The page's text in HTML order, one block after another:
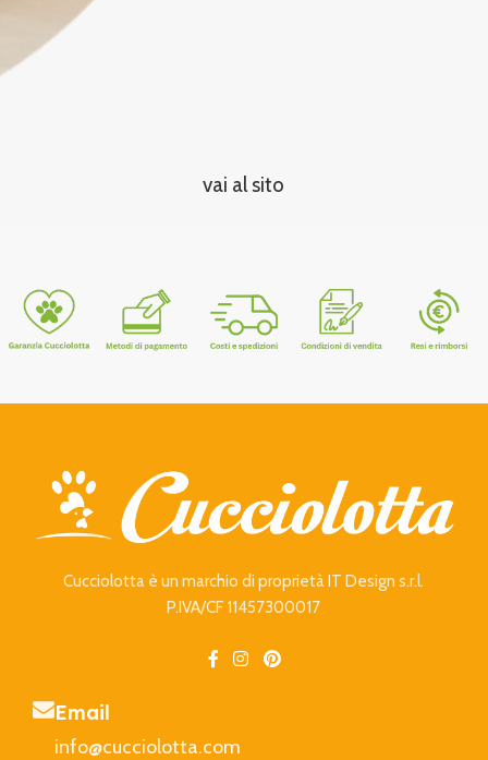
vai al sito
Cucciolotta è un marchio di proprietà IT Design s.r.l.
P.IVA/CF 11457300017
Email
info@cucciolotta.com